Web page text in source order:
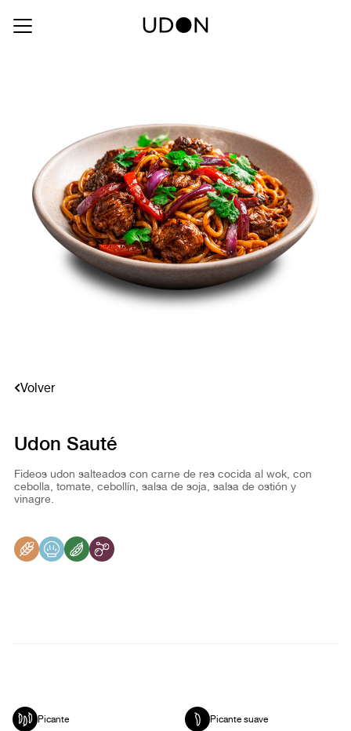
Volver
Udon Sauté
Fideos udon salteados con carne de res cocida al wok, con
cebolla, tomate, cebollín, salsa de soja, salsa de ostión y
vinagre.
Picante Picante suave